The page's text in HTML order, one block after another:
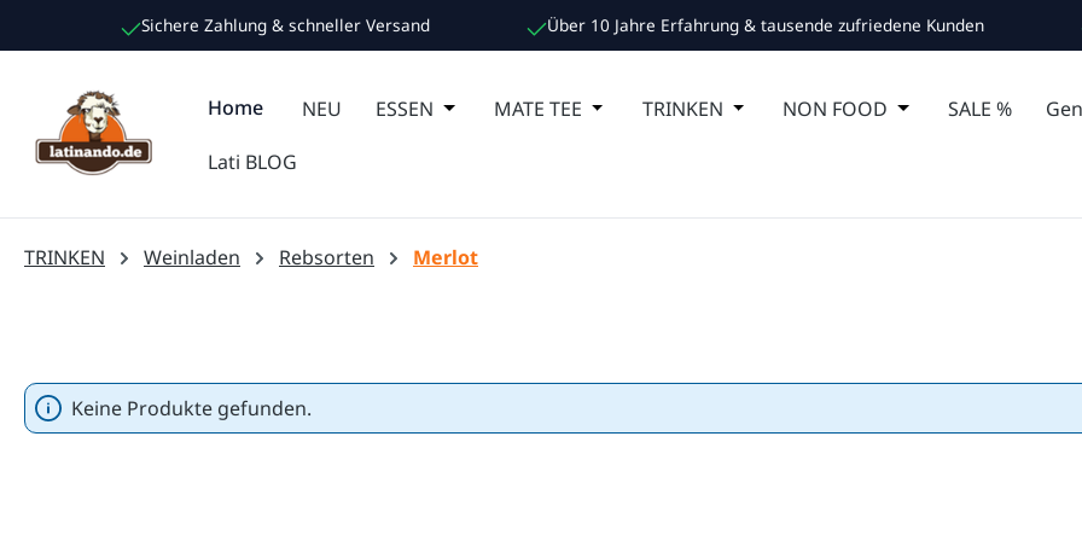
Hauptinhalt springen
Zur Suche springen
Zur Hauptnavigation springen
Sichere Zahlung & schneller Versand Über 10 Jahre Erfahrung & tausende zufriedene Kunden
Home NEU ESSEN Öffne oder Schließe das Dropdown der Kategorie ESSEN
MATE TEE Öffne oder Schließe das Dropdown der Kategorie
TRINKEN Öffne oder Schließe das Dropdown der
NON FOOD Öffne oder Schließe
SALE %
Lati BLOG
TRINKEN Weinladen Rebsorten Merlot
Keine Produkte gefunden.